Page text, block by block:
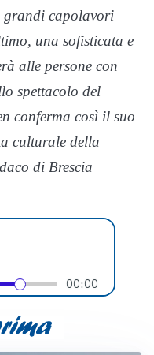
capolavori
una sofisticata e
alle persone con
spettacolo del
conferma così il suo
culturale della
di Brescia